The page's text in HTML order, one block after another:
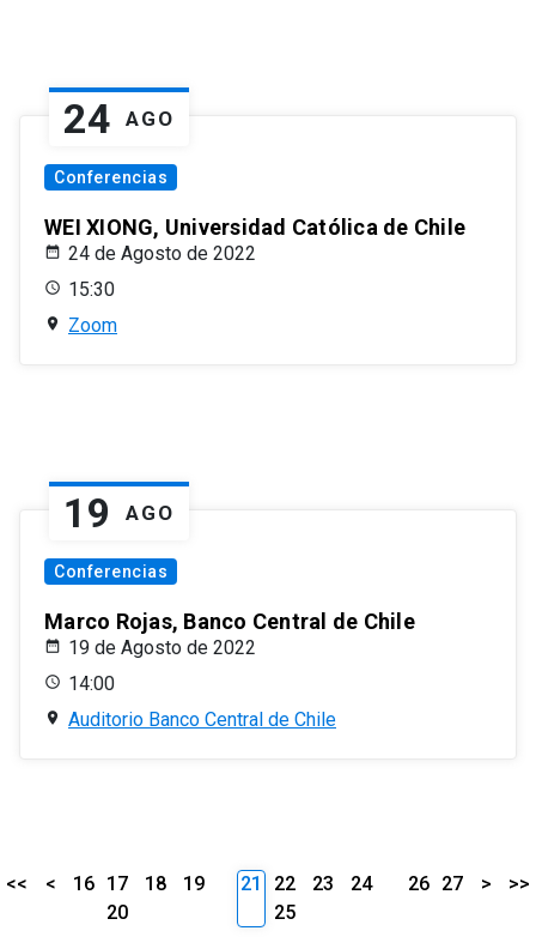
24 AGO
Conferencias
WEI XIONG, Universidad Católica de Chile
24 de Agosto de 2022
15:30
Zoom
19 AGO
Conferencias
Marco Rojas, Banco Central de Chile
19 de Agosto de 2022
14:00
Auditorio Banco Central de Chile
<< < 16 17 18
19
20
21 22 23
24
25
26 27 > >>